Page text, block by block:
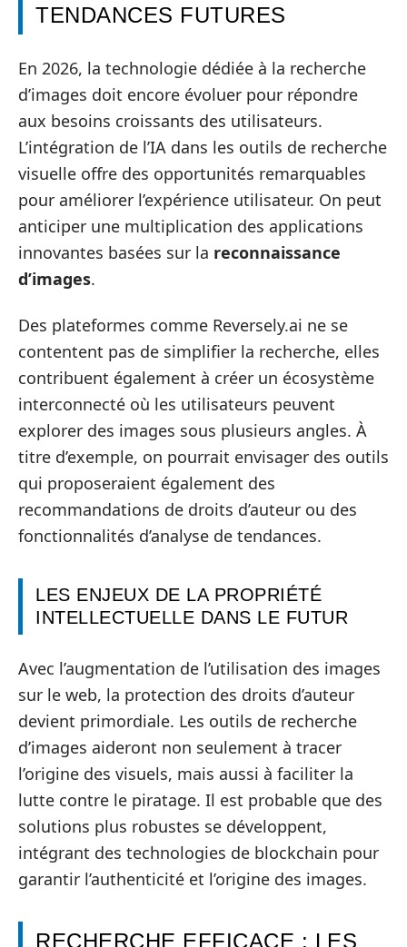
TENDANCES FUTURES
En 2026, la technologie dédiée à la recherche
d’images doit encore évoluer pour répondre
aux besoins croissants des utilisateurs.
L’intégration de l’IA dans les outils de recherche
visuelle offre des opportunités remarquables
pour améliorer l’expérience utilisateur. On peut
anticiper une multiplication des applications
innovantes basées sur la reconnaissance
d’images.
Des plateformes comme Reversely.ai ne se
contentent pas de simplifier la recherche, elles
contribuent également à créer un écosystème
interconnecté où les utilisateurs peuvent
explorer des images sous plusieurs angles. À
titre d’exemple, on pourrait envisager des outils
qui proposeraient également des
recommandations de droits d’auteur ou des
fonctionnalités d’analyse de tendances.
LES ENJEUX DE LA PROPRIÉTÉ
INTELLECTUELLE DANS LE FUTUR
Avec l’augmentation de l’utilisation des images
sur le web, la protection des droits d’auteur
devient primordiale. Les outils de recherche
d’images aideront non seulement à tracer
l’origine des visuels, mais aussi à faciliter la
lutte contre le piratage. Il est probable que des
solutions plus robustes se développent,
intégrant des technologies de blockchain pour
garantir l’authenticité et l’origine des images.
RECHERCHE EFFICACE : LES